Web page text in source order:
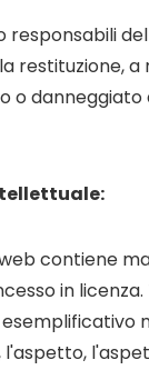
responsabili
restituzione,
o
web contiene
in
l'aspetto,